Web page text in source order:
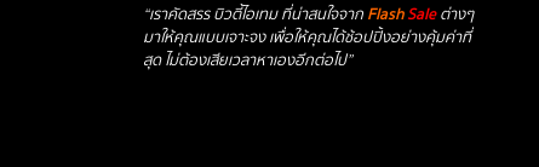
“เราคัดสรร บิวตี้ไอเทม ที่น่าสนใจจาก FlashSaleต่างๆ
มาให้คุณแบบเจาะจง เพื่อให้คุณได้ช้อปปิ้งอย่างคุ้มค่าที่
สุด ไม่ต้องเสียเวลาหาเองอีกต่อไป”